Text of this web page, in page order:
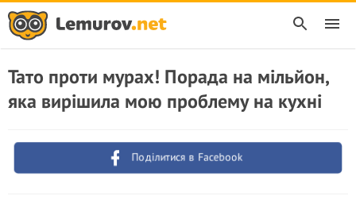
Тато проти мурах! Порада на мільйон,
яка вирішила мою проблему на кухні
Поділитися в Facebook